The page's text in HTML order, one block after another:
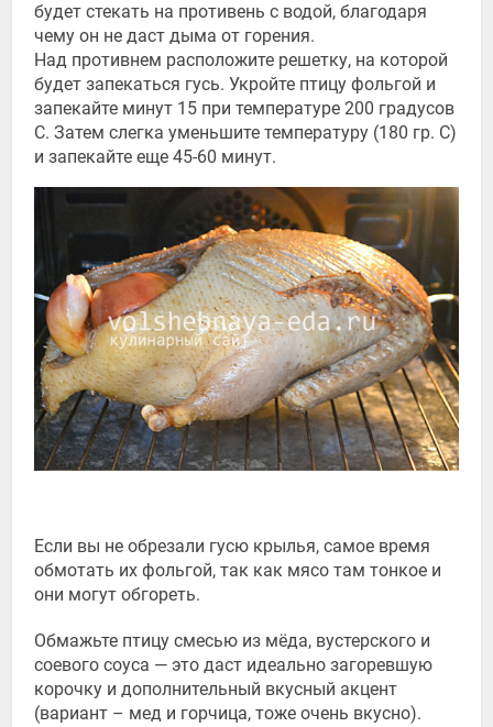
будет стекать на противень с водой, благодаря
чему он не даст дыма от горения.
Над противнем расположите решетку, на которой
будет запекаться гусь. Укройте птицу фольгой и
запекайте минут 15 при температуре 200 градусов
С. Затем слегка уменьшите температуру (180 гр. С)
и запекайте еще 45-60 минут.
Если вы не обрезали гусю крылья, самое время
обмотать их фольгой, так как мясо там тонкое и
они могут обгореть.
Обмажьте птицу смесью из мёда, вустерского и
соевого соуса — это даст идеально загоревшую
корочку и дополнительный вкусный акцент
(вариант – мед и горчица, тоже очень вкусно).